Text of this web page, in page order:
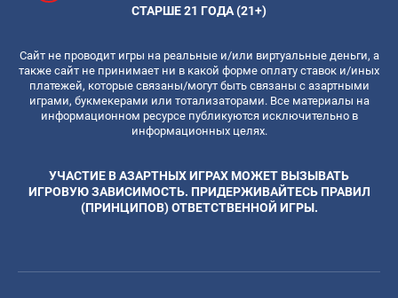
СТАРШЕ 21 ГОДА (21+)
Сайт не проводит игры на реальные и/или виртуальные деньги, а
также сайт не принимает ни в какой форме оплату ставок и/иных
платежей, которые связаны/могут быть связаны с азартными
играми, букмекерами или тотализаторами. Все материалы на
информационном ресурсе публикуются исключительно в
информационных целях.
УЧАСТИЕ В АЗАРТНЫХ ИГРАХ МОЖЕТ ВЫЗЫВАТЬ
ИГРОВУЮ ЗАВИСИМОСТЬ. ПРИДЕРЖИВАЙТЕСЬ ПРАВИЛ
(ПРИНЦИПОВ) ОТВЕТСТВЕННОЙ ИГРЫ.